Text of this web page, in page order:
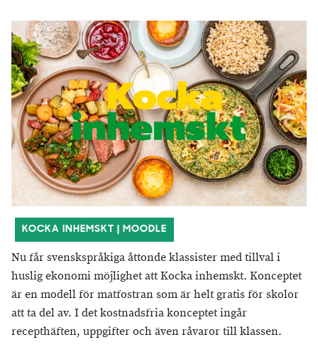
KOCKA INHEMSKT | MOODLE
Nu får svenskspråkiga åttonde klassister med tillval i
huslig ekonomi möjlighet att Kocka inhemskt. Konceptet
är en modell för matfostran som är helt gratis för skolor
att ta del av. I det kostnadsfria konceptet ingår
recepthäften, uppgifter och även råvaror till klassen.